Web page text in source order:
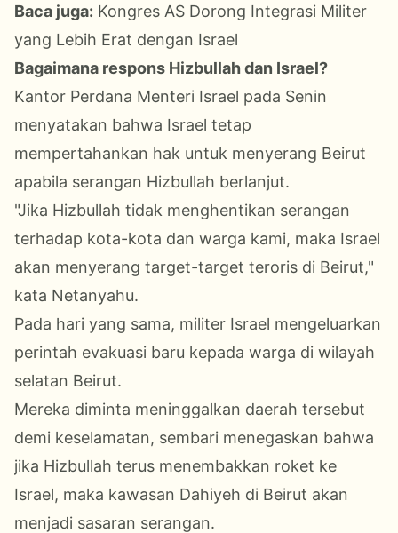
Baca juga: Kongres AS Dorong Integrasi Militer
yang Lebih Erat dengan Israel
Bagaimana respons Hizbullah dan Israel?
Kantor Perdana Menteri Israel pada Senin
menyatakan bahwa Israel tetap
mempertahankan hak untuk menyerang Beirut
apabila serangan Hizbullah berlanjut.
"Jika Hizbullah tidak menghentikan serangan
terhadap kota-kota dan warga kami, maka Israel
akan menyerang target-target teroris di Beirut,"
kata Netanyahu.
Pada hari yang sama, militer Israel mengeluarkan
perintah evakuasi baru kepada warga di wilayah
selatan Beirut.
Mereka diminta meninggalkan daerah tersebut
demi keselamatan, sembari menegaskan bahwa
jika Hizbullah terus menembakkan roket ke
Israel, maka kawasan Dahiyeh di Beirut akan
menjadi sasaran serangan.